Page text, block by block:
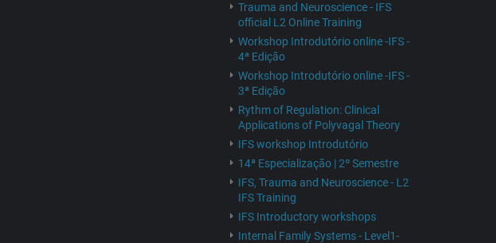
Trauma and Neuroscience - IFS
official L2 Online Training
Workshop Introdutório online -IFS -
4ª Edição
Workshop Introdutório online -IFS -
3ª Edição
Rythm of Regulation: Clinical
Applications of Polyvagal Theory
IFS workshop Introdutório
14ª Especialização | 2º Semestre
IFS, Trauma and Neuroscience - L2
IFS Training
IFS Introductory workshops
Internal Family Systems - Level1-